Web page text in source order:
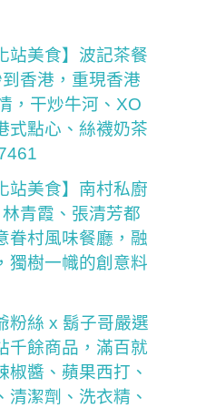
站美食】波記茶餐
香港，重現香港
，干炒牛河、XO
式點心、絲襪奶茶
站美食】南村私廚
青霞、張清芳都
眷村風味餐廳，融
獨樹一幟的創意料
粉絲 x 鬍子哥嚴選
千餘商品，滿百就
椒醬、蘋果西打、
清潔劑、洗衣精、